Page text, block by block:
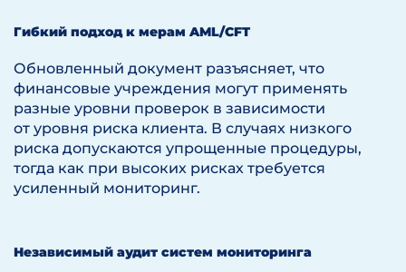
Гибкий подход к мерам AML/CFT
Обновленный документ разъясняет, что
финансовые учреждения могут применять
разные уровни проверок в зависимости
от уровня риска клиента. В случаях низкого
риска допускаются упрощенные процедуры,
тогда как при высоких рисках требуется
усиленный мониторинг.
Независимый аудит систем мониторинга